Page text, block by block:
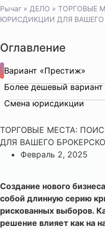
Рычаг » ДЕЛО » ТОРГОВЫЕ
ЮРИСДИКЦИИ ДЛЯ ВАШЕГО
Оглавление
Вариант «Престиж»
Более дешевый вариант
Смена юрисдикции
ТОРГОВЫЕ МЕСТА:
ДЛЯ ВАШЕГО
Февраль 2, 2025
Создание нового
собой длинную серию
рискованных выборов.
решение влияет как на